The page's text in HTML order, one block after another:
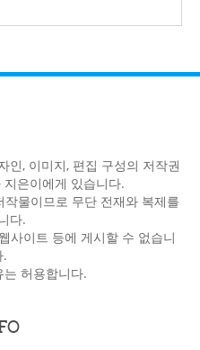
인, 이미지, 편집 구성의 저작권
은이에게 있습니다.
물이므로 무단 전재와 복제를
다.
사이트 등에 게시할 수 없습니
.
는 허용합니다.